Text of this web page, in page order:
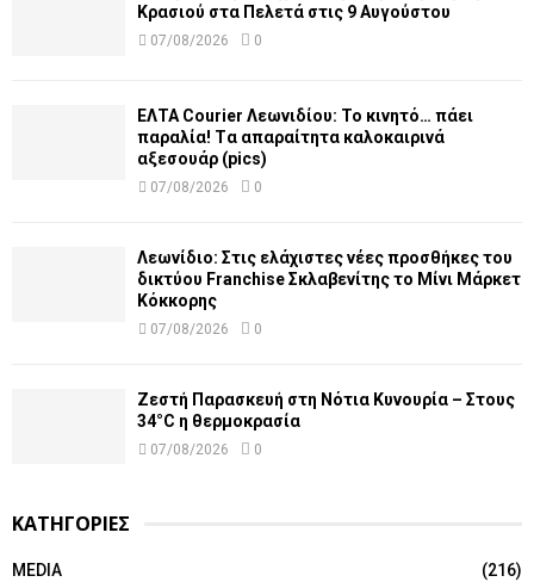
Κρασιού στα Πελετά στις 9 Αυγούστου
07/08/2026 0
ΕΛΤΑ Courier Λεωνιδίου: Το κινητό… πάει
παραλία! Tα απαραίτητα καλοκαιρινά
αξεσουάρ (pics)
07/08/2026 0
Λεωνίδιο: Στις ελάχιστες νέες προσθήκες του
δικτύου Franchise Σκλαβενίτης το Μίνι Μάρκετ
Κόκκορης
07/08/2026 0
Ζεστή Παρασκευή στη Νότια Κυνουρία – Στους
34°C η θερμοκρασία
07/08/2026 0
ΚΑΤΗΓΟΡΙΕΣ
MEDIA
(216)